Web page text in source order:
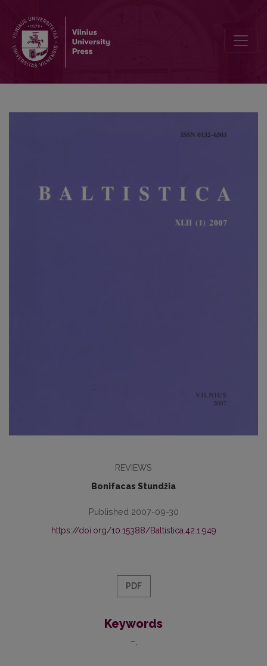
REVIEWS
Bonifacas Stundžia
Published 2007-09-30
https://doi.org/10.15388/Baltistica.42.1.949
PDF
Keywords
–